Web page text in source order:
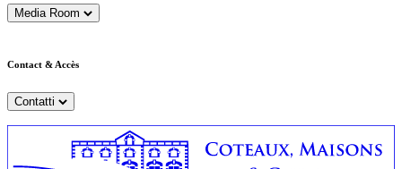
Media Room
Contact & Accès
Contatti